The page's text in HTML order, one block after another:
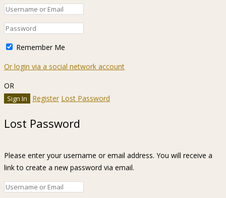
Remember Me
Or login via a social network account
OR
Register Lost Password
Lost Password
Please enter your username or email address. You will receive a
link to create a new password via email.